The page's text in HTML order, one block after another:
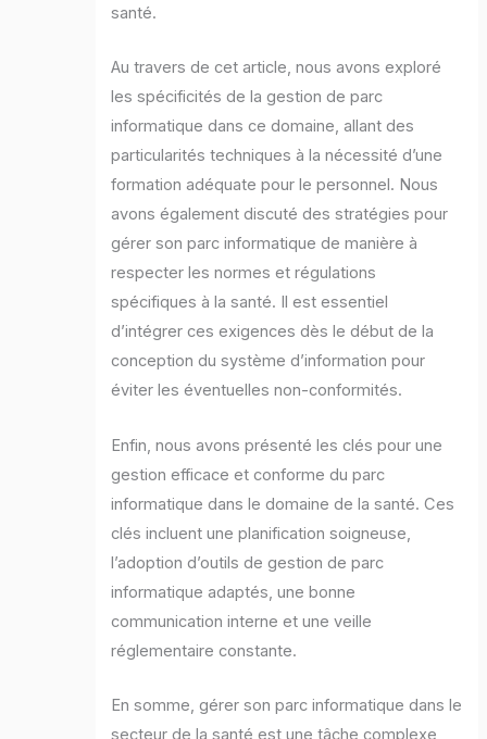
santé.
Au travers de cet article, nous avons exploré
les spécificités de la gestion de parc
informatique dans ce domaine, allant des
particularités techniques à la nécessité d’une
formation adéquate pour le personnel. Nous
avons également discuté des stratégies pour
gérer son parc informatique de manière à
respecter les normes et régulations
spécifiques à la santé. Il est essentiel
d’intégrer ces exigences dès le début de la
conception du système d’information pour
éviter les éventuelles non-conformités.
Enfin, nous avons présenté les clés pour une
gestion efficace et conforme du parc
informatique dans le domaine de la santé. Ces
clés incluent une planification soigneuse,
l’adoption d’outils de gestion de parc
informatique adaptés, une bonne
communication interne et une veille
réglementaire constante.
En somme, gérer son parc informatique dans le
secteur de la santé est une tâche complexe